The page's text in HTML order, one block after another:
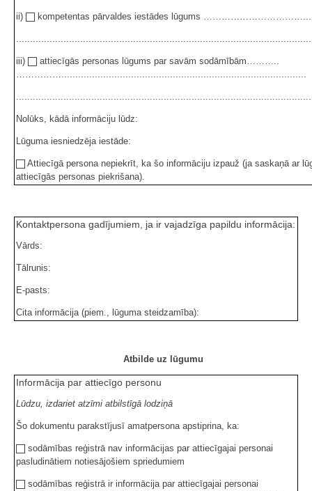
ii) kompetentas pārvaldes iestādes lūgums
iii)
attiecīgās personas lūgums par savām sodāmībām………..
……………........................................................................................
Nolūks, kādā informāciju lūdz:
Lūguma iesniedzēja iestāde:
Attiecīgā persona nepiekrīt, ka šo informāciju izpauž (ja saskaņā ar
attiecīgās personas piekrišana).
Kontaktpersona gadījumiem, ja ir vajadzīga papildu informācija:
Vārds:
Tālrunis:
E-pasts:
Cita informācija (piem., lūguma steidzamība):
Atbilde uz lūgumu
Informācija par attiecīgo personu
Lūdzu, izdariet atzīmi atbilstīgā lodziņā
Šo dokumentu parakstījusī amatpersona apstiprina, ka:
sodāmības reģistrā nav informācijas par attiecīgajai personai
pasludinātiem notiesājošiem spriedumiem
sodāmības reģistrā ir informācija par attiecīgajai personai